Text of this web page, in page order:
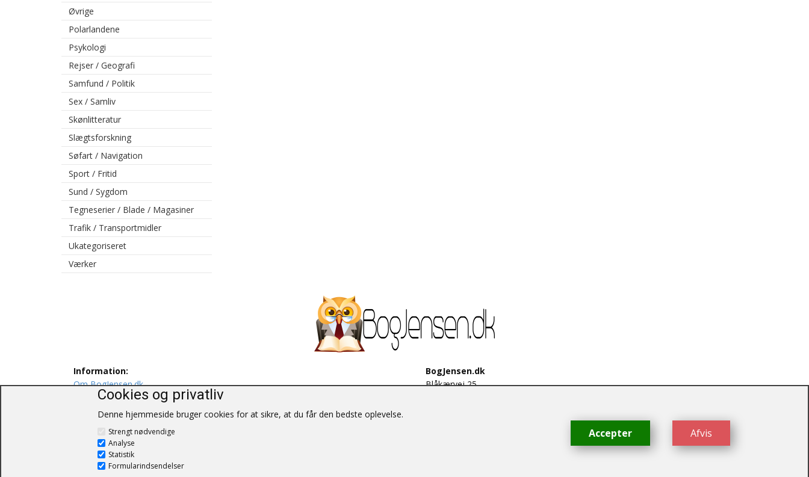
Øvrige
Polarlandene
Psykologi
Rejser / Geografi
Samfund / Politik
Sex / Samliv
Skønlitteratur
Slægtsforskning
Søfart / Navigation
Sport / Fritid
Sund / Sygdom
Tegneserier / Blade / Magasiner
Trafik / Transportmidler
Ukategoriseret
Værker
Information:
Om BogJensen.dk
Levering
Persondatapolitik
Salgs og leveringsbetingelser
Kontakt os
BogJensen.dk
Blåkærvej 25
Cookies og privatliv
Denne hjemmeside bruger cookies for at sikre, at du får den bedste oplevelse.
Strengt nødvendige
Analyse
Statistik
Formularindsendelser
Afvis
Accepter